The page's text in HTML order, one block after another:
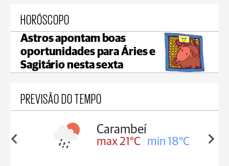
HORÓSCOPO
Astros apontam boas
oportunidades para Áries e
Sagitário nesta sexta
PREVISÃO DO TEMPO
18°C
Carambeí
max 21°C min 18°C